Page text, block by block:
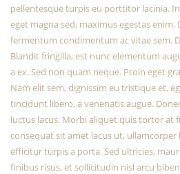
pellentesque turpis eu porttitor lacinia.
eget magna sed, maximus egestas enim.
fermentum condimentum ac vitae sem.
Blandit fringilla, est nunc elementum
a ex. Sed non quam neque. Proin eget
Nam elit sem, dignissim eu tristique et,
tincidunt libero, a venenatis augue.
luctus lacus. Morbi aliquet quis tortor at
consequat sit amet lacus ut,
efficitur turpis a porta. Sed ultricies,
finibus risus, et sollicitudin nisl arcu